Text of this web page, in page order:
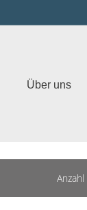
Über uns